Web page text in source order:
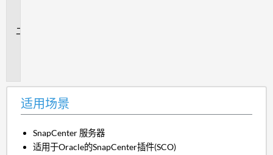
适用场景
SnapCenter 服务器
适用于Oracle的SnapCenter插件(SCO)